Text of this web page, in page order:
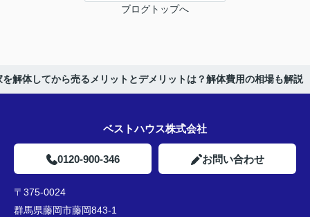
ブログトップへ
を解体してから売るメリットとデメリットは？解体費用の相場も解説
ベストハウス株式会社
0120-900-346 お問い合わせ
〒375-0024
群馬県藤岡市藤岡843-1